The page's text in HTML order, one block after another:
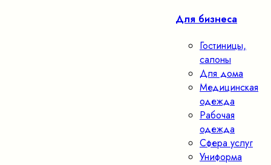
Для бизнеса
Гостиницы,
салоны
Для дома
Медицинская
одежда
Рабочая
одежда
Сфера услуг
Униформа